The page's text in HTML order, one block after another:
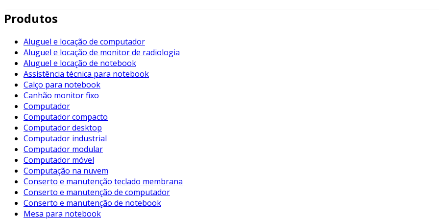
Ao escolher uma mesa para notebook, é importante estar atento a algumas características que podem influenciar
estética do ambiente. Entre elas, destacam-se:
Altura Ajustável: Facilita o uso por diferentes pessoas e contribui para um conforto maior.
Material : Pode variar entre madeira, metal e plástico, sendo importante escolher o que melhor se adapta ao seu
Portabilidade: Algumas mesas são dobráveis, facilitando o transporte e a armazenagem.
Vantagens de Usar uma Mesa para Notebook
O uso de uma mesa destinada a notebooks traz diversas vantagens práticas. Entre elas, podemos listar:
Conforto: A posição correta do computador evita o cansaço excessivo durante longas jornadas de trabalho.
Produção Aumentada
Acessibilidade: A maioria desses modelos possui espaço suficiente para acessórios como mouse e teclado.
Exemplos de Mesas para Notebook
Existem diversas opções de mesas para notebook disponíveis no mercado. Aqui estão alguns exemplos que podem
e orçamentos:
Produtos
Aluguel e locação de computador
Aluguel e locação de monitor de radiologia
Aluguel e locação de notebook
Assistência técnica para notebook
Calço para notebook
Canhão monitor fixo
Computador
Computador compacto
Computador desktop
Computador industrial
Computador modular
Computador móvel
Computação na nuvem
Conserto e manutenção teclado membrana
Conserto e manutenção de computador
Conserto e manutenção de notebook
Mesa para notebook